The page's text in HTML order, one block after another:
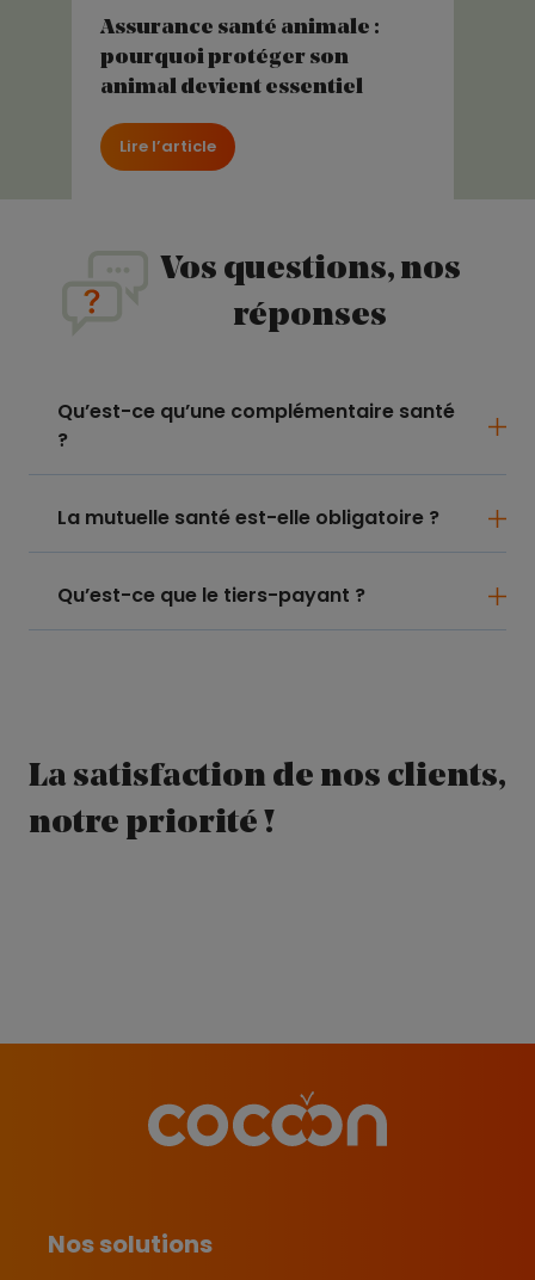
Assurance santé animale :
pourquoi protéger son
animal devient essentiel
Lire l’article
Vos questions, nos
réponses
Qu’est-ce qu’une complémentaire santé
?
La mutuelle santé est-elle obligatoire ?
Qu’est-ce que le tiers-payant ?
La satisfaction de nos clients,
notre priorité !
Nos solutions